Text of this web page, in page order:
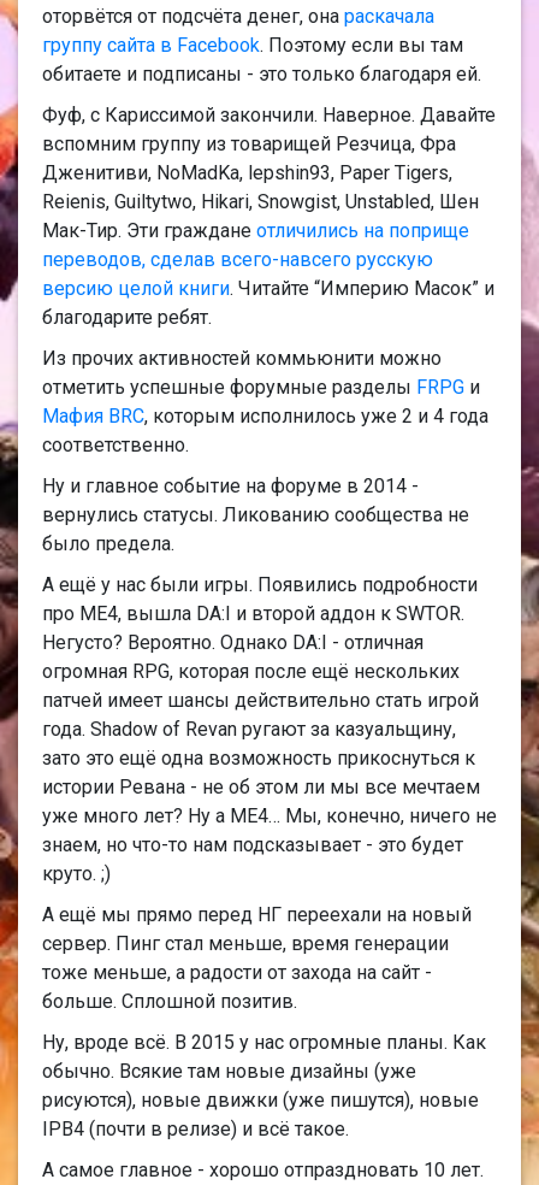
оторвётся от подсчёта денег, она раскачала
группу сайта в Facebook. Поэтому если вы там
обитаете и подписаны - это только благодаря ей.
Фуф, с Кариссимой закончили. Наверное. Давайте
вспомним группу из товарищей Резчица, Фра
Дженитиви, NoMadKa, lepshin93, Paper Tigers,
Reienis, Guiltytwo, Hikari, Snowgist, Unstabled, Шен
Мак-Тир. Эти граждане отличились на поприще
переводов, сделав всего-навсего русскую
версию целой книги. Читайте “Империю Масок” и
благодарите ребят.
Из прочих активностей коммьюнити можно
отметить успешные форумные разделы FRPG и
Мафия BRC, которым исполнилось уже 2 и 4 года
соответственно.
Ну и главное событие на форуме в 2014 -
вернулись статусы. Ликованию сообщества не
было предела.
А ещё у нас были игры. Появились подробности
про МЕ4, вышла DA:I и второй аддон к SWTOR.
Негусто? Вероятно. Однако DA:I - отличная
огромная RPG, которая после ещё нескольких
патчей имеет шансы действительно стать игрой
года. Shadow of Revan ругают за казуальщину,
зато это ещё одна возможность прикоснуться к
истории Ревана - не об этом ли мы все мечтаем
уже много лет? Ну а МЕ4… Мы, конечно, ничего не
знаем, но что-то нам подсказывает - это будет
круто. ;)
А ещё мы прямо перед НГ переехали на новый
сервер. Пинг стал меньше, время генерации
тоже меньше, а радости от захода на сайт -
больше. Сплошной позитив.
Ну, вроде всё. В 2015 у нас огромные планы. Как
обычно. Всякие там новые дизайны (уже
рисуются), новые движки (уже пишутся), новые
IPB4 (почти в релизе) и всё такое.
А самое главное - хорошо отпраздновать 10 лет.